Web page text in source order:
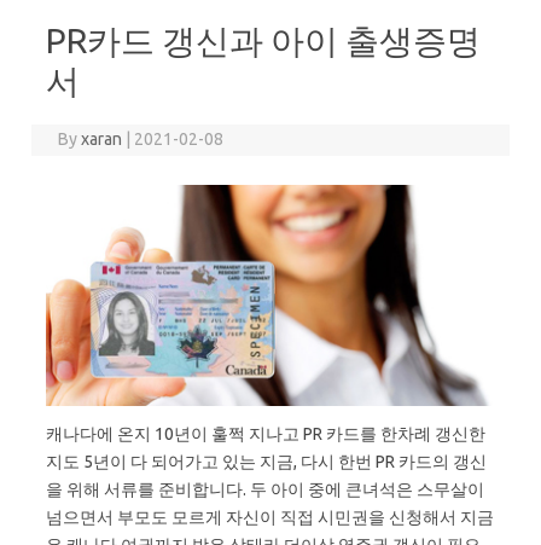
PR카드 갱신과 아이 출생증명
서
Byxaran 2021-02-08
캐나다에 온지 10년이 훌쩍 지나고 PR 카드를 한차례 갱신한
지도 5년이 다 되어가고 있는 지금, 다시 한번 PR 카드의 갱신
을 위해 서류를 준비합니다. 두 아이 중에 큰녀석은 스무살이
넘으면서 부모도 모르게 자신이 직접 시민권을 신청해서 지금